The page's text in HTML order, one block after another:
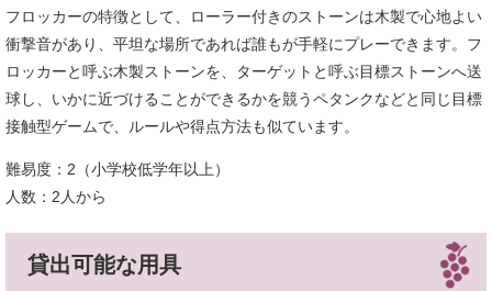
フロッカーの特徴として、ローラー付きのストーンは木製で心地よい
衝撃音があり、平坦な場所であれば誰もが手軽にプレーできます。フ
ロッカーと呼ぶ木製ストーンを、ターゲットと呼ぶ目標ストーンへ送
球し、いかに近づけることができるかを競うペタンクなどと同じ目標
接触型ゲームで、ルールや得点方法も似ています。
難易度：2（小学校低学年以上）
人数：2人から
貸出可能な用具